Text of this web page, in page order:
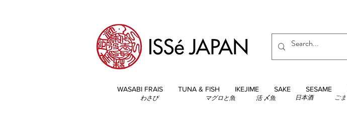
WASABI FRAIS TUNA & FISH IKEJIME SAKE SESAME
日本酒 ごま
活 〆魚
マグロと魚
わさび